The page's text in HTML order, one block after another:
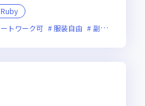
Ruby
ートワーク可 服装自由 副業可